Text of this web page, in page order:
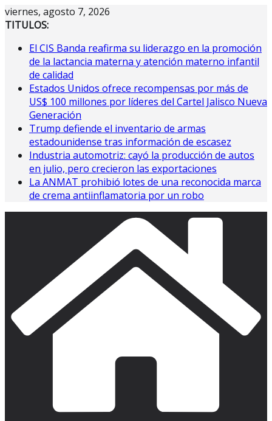
Saltar
al
viernes, agosto 7, 2026
TITULOS:
El CIS Banda reafirma su liderazgo en la promoción
de la lactancia materna y atención materno infantil
de calidad
Estados Unidos ofrece recompensas por más de
US$ 100 millones por líderes del Cartel Jalisco Nueva
Generación
Trump defiende el inventario de armas
estadounidense tras información de escasez
Industria automotriz: cayó la producción de autos
en julio, pero crecieron las exportaciones
La ANMAT prohibió lotes de una reconocida marca
de crema antiinflamatoria por un robo